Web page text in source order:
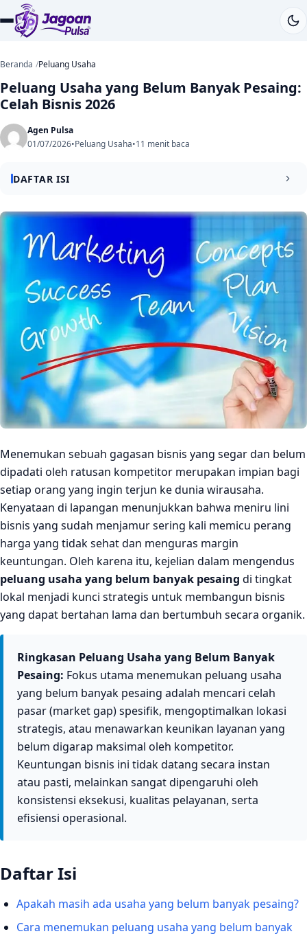
Beranda Peluang Usaha
Peluang Usaha yang Belum Banyak Pesaing:
Celah Bisnis 2026
Agen Pulsa
01/07/2026•Peluang Usaha•11 menit baca
DAFTAR ISI
Daftar Isi
Apakah masih ada usaha yang belum banyak pesaing?
Cara menemukan peluang usaha yang belum banyak
pesaing
10 Ide peluang usaha yang masih memiliki potensi besar
Checklist: Apakah peluang usaha ini cocok untuk Anda?
Bagaimana membangun keunggulan dibanding
kompetitor?
Kesalahan yang sering dilakukan saat memilih usaha
Mengapa bisnis produk digital masih memiliki peluang?
Cara daftar agen Digital Pulsa
FAQ
Mulai Peluang Usaha Bersama Digital Pulsa
Kesimpulan
Menemukan sebuah gagasan bisnis yang segar dan belum
dipadati oleh ratusan kompetitor merupakan impian bagi
setiap orang yang ingin terjun ke dunia wirausaha.
Kenyataan di lapangan menunjukkan bahwa meniru lini
bisnis yang sudah menjamur sering kali memicu perang
harga yang tidak sehat dan menguras margin
keuntungan. Oleh karena itu, kejelian dalam mengendus
peluang usaha yang belum banyak pesaing di tingkat
lokal menjadi kunci strategis untuk membangun bisnis
yang dapat bertahan lama dan bertumbuh secara organik.
Ringkasan Peluang Usaha yang Belum Banyak
Pesaing: Fokus utama menemukan peluang usaha
yang belum banyak pesaing adalah mencari celah
pasar (market gap) spesifik, mengoptimalkan lokasi
strategis, atau menawarkan keunikan layanan yang
belum digarap maksimal oleh kompetitor.
Keuntungan bisnis ini tidak datang secara instan
atau pasti, melainkan sangat dipengaruhi oleh
konsistensi eksekusi, kualitas pelayanan, serta
efisiensi operasional.
Daftar Isi
Apakah masih ada usaha yang belum banyak pesaing?
Cara menemukan peluang usaha yang belum banyak